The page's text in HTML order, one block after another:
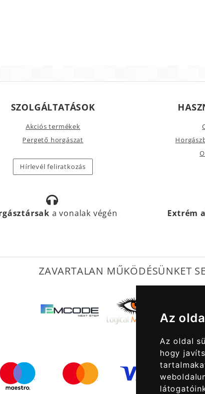
Az
Az oldal
hogy
SZOLGÁLTATÁSOK
Akciós termékek
Pergető horgászat
Hírlevél feliratkozás
a vonalak végén Extrém
ZAVARTALAN MŰKÖDÉSÜNKET